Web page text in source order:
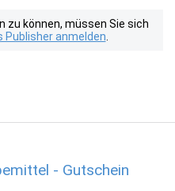
zu können, müssen Sie sich
Publisher anmelden
- Gutschein